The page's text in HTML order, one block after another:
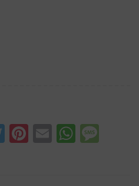
Twitter
Pinterest
Email